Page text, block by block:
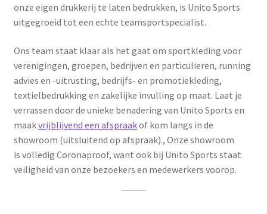
onze eigen drukkerij te laten bedrukken, is Unito Sports
uitgegroeid tot een echte teamsportspecialist.
Ons team staat klaar als het gaat om sportkleding voor
verenigingen, groepen, bedrijven en particulieren, running
advies en -uitrusting, bedrijfs- en promotiekleding,
textielbedrukking en zakelijke invulling op maat. Laat je
verrassen door de unieke benadering van Unito Sports en
maakvrijblijvend een afspraakof kom langs in de
showroom (uitsluitend op afspraak)., Onze showroom
is volledig Coronaproof, want ook bij Unito Sports staat
veiligheid van onze bezoekers en medewerkers voorop.